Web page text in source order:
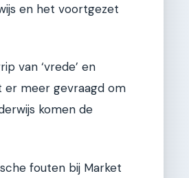
en het voortgezet
van ‘vrede’ en
er meer gevraagd om
komen de
fouten bij Market